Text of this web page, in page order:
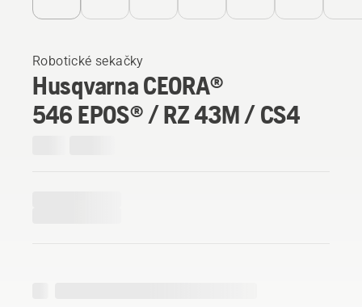
Robotické sekačky
Husqvarna CEORA®
546 EPOS® / RZ 43M / CS4